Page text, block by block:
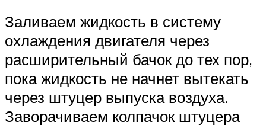
Заливаем жидкость в систему
охлаждения двигателя через
расширительный бачок до тех пор,
пока жидкость не начнет вытекать
через штуцер выпуска воздуха.
Заворачиваем колпачок штуцера